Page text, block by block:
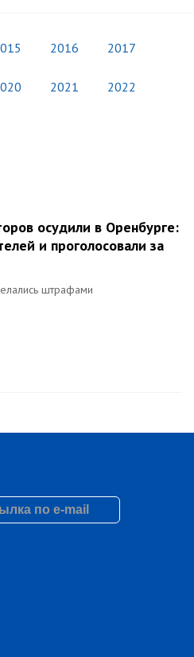
2016 2017
2021 2022
осудили в Оренбурге:
и проголосовали за
штрафами